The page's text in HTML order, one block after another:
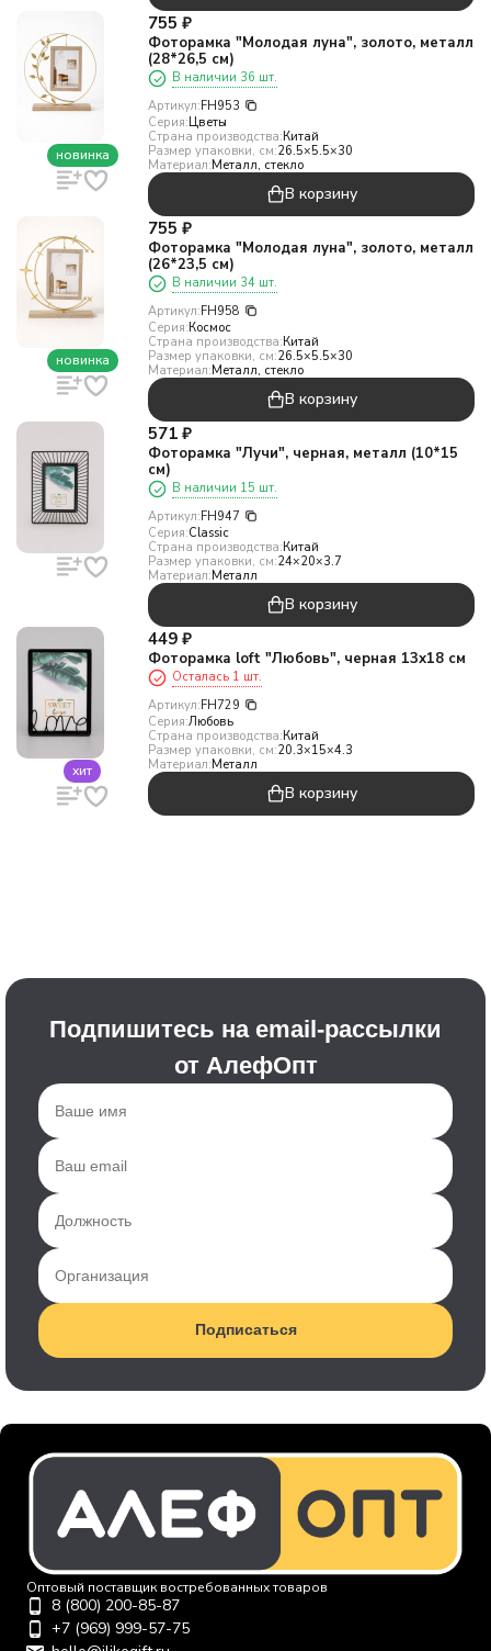
новинка
755 ₽
Фоторамка "Молодая луна", золото, металл
(28*26,5 см)
В наличии 36 шт.
Артикул:FH953
Серия:Цветы
Страна производства:Китай
Размер упаковки, см:26.5×5.5×30
Материал:Металл, стекло
В корзину
новинка
755 ₽
Фоторамка "Молодая луна", золото, металл
(26*23,5 см)
В наличии 34 шт.
Артикул:FH958
Серия:Космос
Страна производства:Китай
Размер упаковки, см:26.5×5.5×30
Материал:Металл, стекло
В корзину
571 ₽
Фоторамка "Лучи", черная, металл (10*15
см)
В наличии 15 шт.
Артикул:FH947
Серия:Classic
Страна производства:Китай
Размер упаковки, см:24×20×3.7
Материал:Металл
В корзину
хит
449 ₽
Фоторамка loft "Любовь", черная 13х18 см
Осталась 1 шт.
Артикул:FH729
Серия:Любовь
Страна производства:Китай
Размер упаковки, см:20.3×15×4.3
Материал:Металл
В корзину
Подпишитесь на email-рассылки
от АлефОпт
Подписаться
Оптовый поставщик востребованных товаров
8 (800) 200-85-87
+7 (969) 999-57-75